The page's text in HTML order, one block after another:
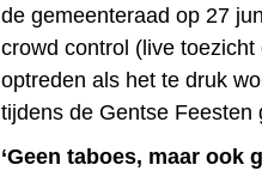
de gemeenteraad op 27
crowd control (live
optreden als het te druk
tijdens de Gentse Feesten
‘Geen taboes, maar ook